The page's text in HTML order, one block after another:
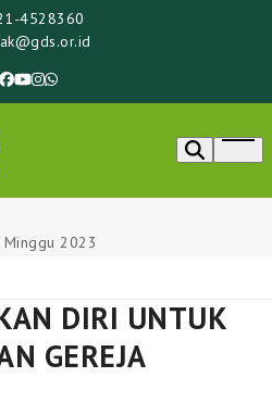
4528360
Facebook
YouTube
Instagram
Whatsapp
Minggu 2023
DIRI UNTUK
GEREJA